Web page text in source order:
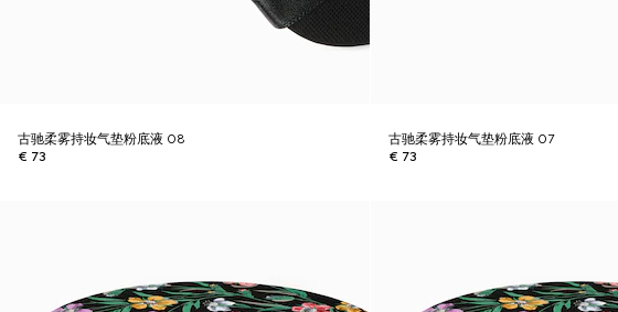
古驰柔雾持妆气垫粉底液 08
€ 73
古驰柔雾持妆气垫粉底液 07
€ 73